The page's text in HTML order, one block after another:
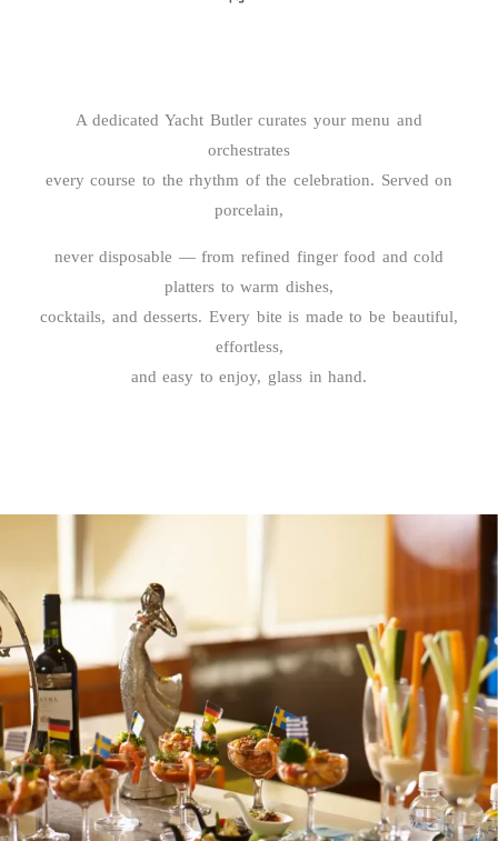
A dedicated Yacht Butler curates your menu and
orchestrates
every course to the rhythm of the celebration. Served on
porcelain,
never disposable — from refined finger food and cold
platters to warm dishes,
cocktails, and desserts. Every bite is made to be beautiful,
effortless,
and easy to enjoy, glass in hand.